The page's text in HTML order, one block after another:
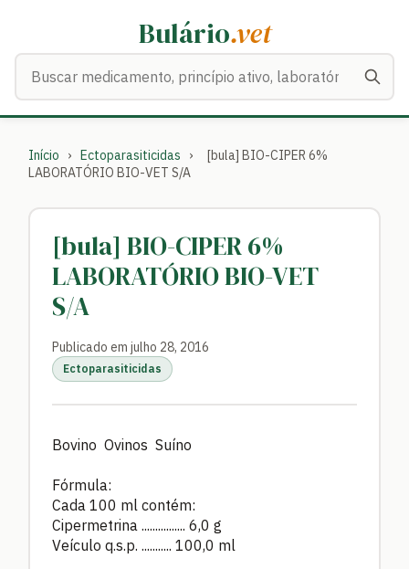
Bulário.vet
Início › Ectoparasiticidas ›
[bula] BIO-CIPER 6%
LABORATÓRIO BIO-VET S/A
[bula] BIO-CIPER 6%
LABORATÓRIO BIO-VET
S/A
Publicado em julho 28, 2016
Ectoparasiticidas
Bovino Ovinos Suíno
Fórmula:
Cada 100 ml contém:
Cipermetrina ................ 6,0 g
Veículo q.s.p. ........... 100,0 ml